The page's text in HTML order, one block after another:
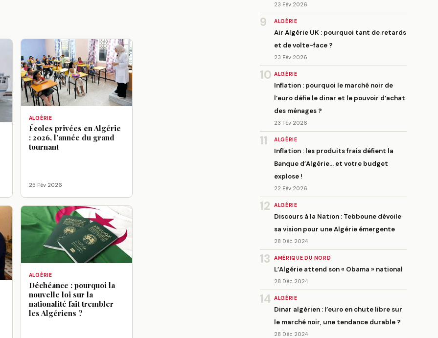
ALGÉRIE
Écoles privées en Algérie
: 2026, l’année du grand
tournant
25 Fév 2026
ALGÉRIE
Déchéance : pourquoi la
nouvelle loi sur la
nationalité fait trembler
les Algériens ?
23 Fév 2026
9 ALGÉRIE
Air Algérie UK : pourquoi tant de retards
et de volte-face ?
23 Fév 2026
10 ALGÉRIE
Inflation : pourquoi le marché noir de
l’euro défie le dinar et le pouvoir d’achat
des ménages ?
23 Fév 2026
11 ALGÉRIE
Inflation : les produits frais défient la
Banque d’Algérie… et votre budget
explose !
22 Fév 2026
12 ALGÉRIE
Discours à la Nation : Tebboune dévoile
sa vision pour une Algérie émergente
28 Déc 2024
13 AMÉRIQUE DU NORD
L’Algérie attend son « Obama » national
28 Déc 2024
14 ALGÉRIE
Dinar algérien : l’euro en chute libre sur
le marché noir, une tendance durable ?
28 Déc 2024